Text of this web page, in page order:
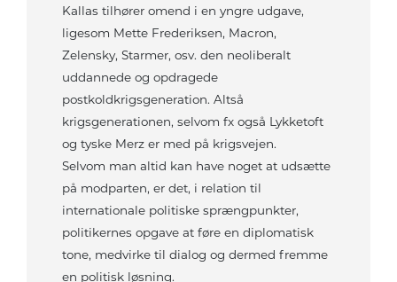
Kallas tilhører omend i en yngre udgave,
ligesom Mette Frederiksen, Macron,
Zelensky, Starmer, osv. den neoliberalt
uddannede og opdragede
postkoldkrigsgeneration. Altså
krigsgenerationen, selvom fx også Lykketoft
og tyske Merz er med på krigsvejen.
Selvom man altid kan have noget at udsætte
på modparten, er det, i relation til
internationale politiske sprængpunkter,
politikernes opgave at føre en diplomatisk
tone, medvirke til dialog og dermed fremme
en politisk løsning.